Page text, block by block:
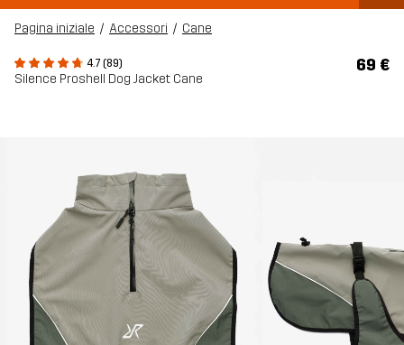
Pagina iniziale Accessori Cane
4.7 (89)
Silence Proshell Dog Jacket Cane
69 €